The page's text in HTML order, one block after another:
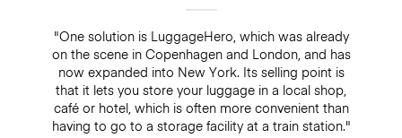
"One solution is LuggageHero, which was already
on the scene in Copenhagen and London, and has
now expanded into New York. Its selling point is
that it lets you store your luggage in a local shop,
café or hotel, which is often more convenient than
having to go to a storage facility at a train station."